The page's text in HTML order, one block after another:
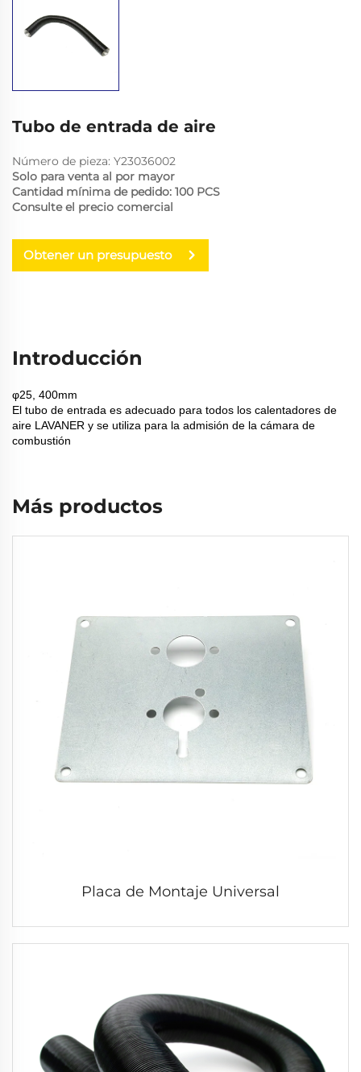
Tubo de entrada de aire
Número de pieza: Y23036002
Solo para venta al por mayor
Cantidad mínima de pedido: 100 PCS
Consulte el precio comercial
Obtener un presupuesto
Introducción
φ25, 400mm
El tubo de entrada es adecuado para todos los calentadores de
aire LAVANER y se utiliza para la admisión de la cámara de
combustión
Más productos
Placa de Montaje Universal